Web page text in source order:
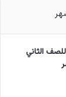
الثاني